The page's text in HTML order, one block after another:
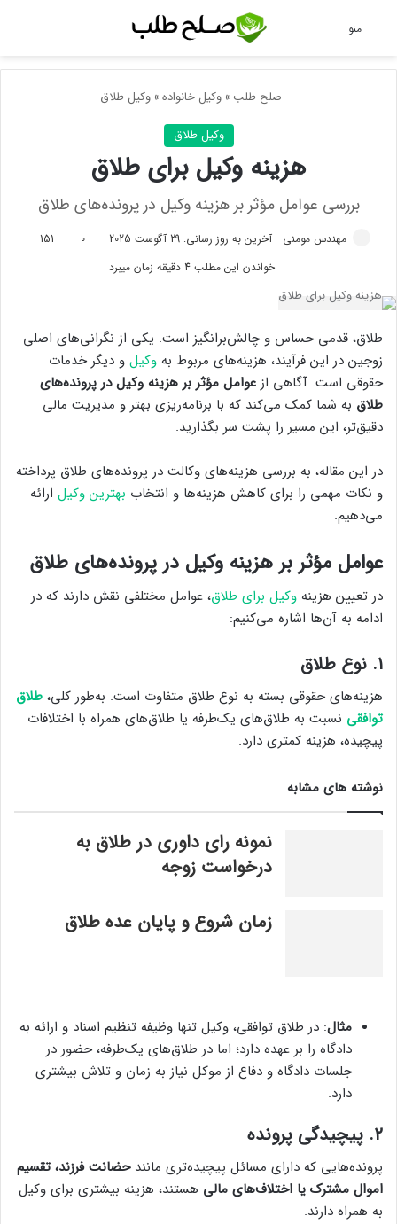
منو
صلح طلب » وکیل خانواده» وکیل طلاق
وکیل طلاق
هزینه وکیل برای طلاق
بررسی عوامل مؤثر بر هزینه وکیل در پرونده‌های طلاق
مهندس مومنی آخرین به روز رسانی: 29 آگوست 2025 0
151
خواندن این مطلب 4 دقیقه زمان میبرد
طلاق، قدمی حساس و چالش‌برانگیز است. یکی از نگرانی‌های اصلی
زوجین در این فرآیند، هزینه‌های مربوط به وکیل و دیگر خدمات
حقوقی است. آگاهی از عوامل مؤثر بر هزینه وکیل در پرونده‌های
طلاق به شما کمک می‌کند که با برنامه‌ریزی بهتر و مدیریت مالی
دقیق‌تر، این مسیر را پشت سر بگذارید.
در این مقاله، به بررسی هزینه‌های وکالت در پرونده‌های طلاق پرداخته
و نکات مهمی را برای کاهش هزینه‌ها و انتخاب بهترین وکیل ارائه
می‌دهیم.
عوامل مؤثر بر هزینه وکیل در پرونده‌های طلاق
در تعیین هزینه وکیل برای طلاق، عوامل مختلفی نقش دارند که در
ادامه به آن‌ها اشاره می‌کنیم:
۱. نوع طلاق
هزینه‌های حقوقی بسته به نوع طلاق متفاوت است. به‌طور کلی، طلاق
توافقی نسبت به طلاق‌های یک‌طرفه یا طلاق‌های همراه با اختلافات
پیچیده، هزینه کمتری دارد.
نوشته های مشابه
نمونه رای داوری در طلاق به
درخواست زوجه
زمان شروع و پایان عده طلاق
مثال: در طلاق توافقی، وکیل تنها وظیفه تنظیم اسناد و ارائه به
دادگاه را بر عهده دارد؛ اما در طلاق‌های یک‌طرفه، حضور در
جلسات دادگاه و دفاع از موکل نیاز به زمان و تلاش بیشتری
دارد.
۲. پیچیدگی پرونده
پرونده‌هایی که دارای مسائل پیچیده‌تری مانندحضانت فرزند، تقسیم
اموال مشترک یا اختلاف‌های مالی هستند، هزینه بیشتری برای وکیل
به همراه دارند.